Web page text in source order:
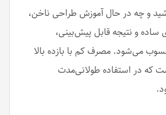
و چه در حال آموزش طراحی ناخن،
ساده و نتیجه قابل پیش‌بینی،
می‌شود. مصرف کم با بازده بالا
که در استفاده طولانی‌مدت